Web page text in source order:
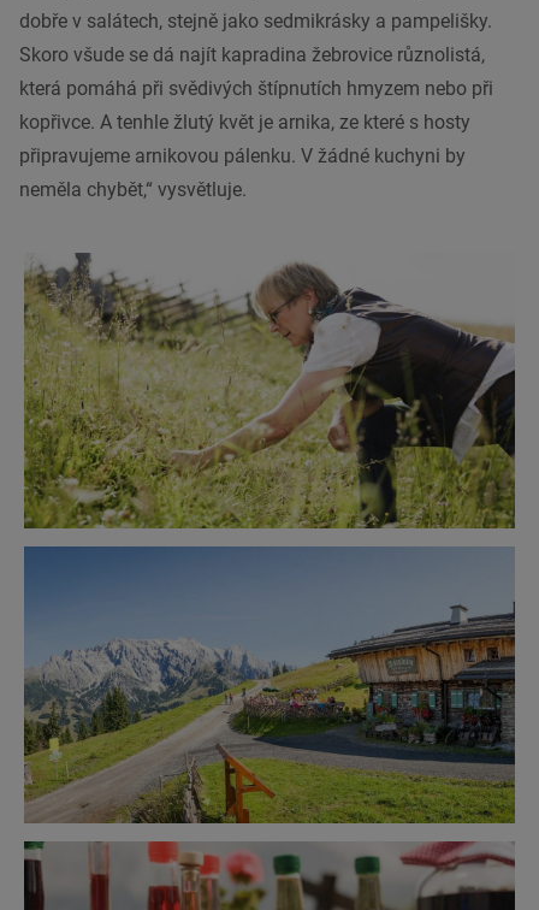
dobře v salátech, stejně jako sedmikrásky a pampelišky.
Skoro všude se dá najít kapradina žebrovice různolistá,
která pomáhá při svědivých štípnutích hmyzem nebo při
kopřivce. A tenhle žlutý květ je arnika, ze které s hosty
připravujeme arnikovou pálenku. V žádné kuchyni by
neměla chybět,“ vysvětluje.